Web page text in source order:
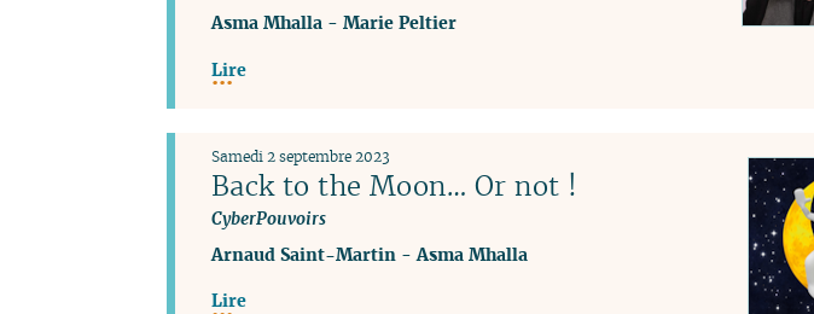
Asma Mhalla- Marie Peltier
Lire
Back to the Moon… Or not !
CyberPouvoirs
Samedi 2 septembre 2023
Arnaud Saint-Martin - Asma Mhalla
Lire